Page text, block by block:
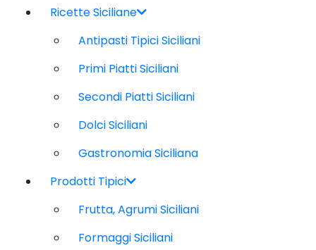
Ricette Siciliane
Antipasti Tipici Siciliani
Primi Piatti Siciliani
Secondi Piatti Siciliani
Dolci Siciliani
Gastronomia Siciliana
Prodotti Tipici
Frutta, Agrumi Siciliani
Formaggi Siciliani